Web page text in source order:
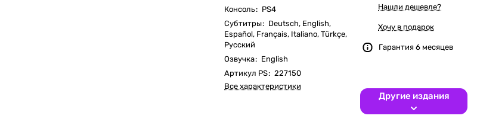
Консоль: PS4
Субтитры: Deutsch, English,
Español, Français, Italiano, Türkçe,
Русский
Озвучка: English
Артикул PS: 227150
Все характеристики
Нашли дешевле?
Хочу в подарок
Гарантия 6 месяцев
Другие издания